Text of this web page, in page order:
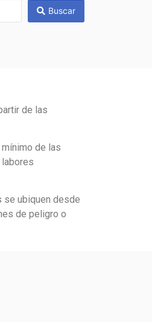
Buscar
de las
de las
se ubiquen desde
de peligro o